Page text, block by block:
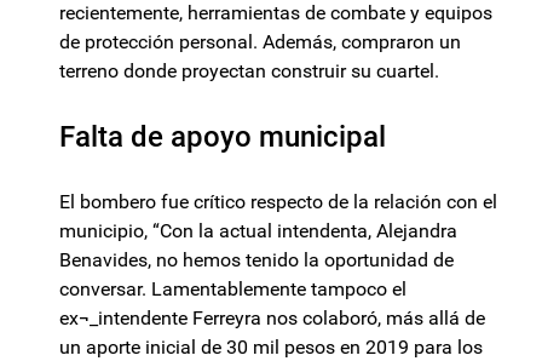
recientemente, herramientas de combate y equipos
de protección personal. Además, compraron un
terreno donde proyectan construir su cuartel.
Falta de apoyo municipal
El bombero fue crítico respecto de la relación con el
municipio, “Con la actual intendenta, Alejandra
Benavides, no hemos tenido la oportunidad de
conversar. Lamentablemente tampoco el
ex¬_intendente Ferreyra nos colaboró, más allá de
un aporte inicial de 30 mil pesos en 2019 para los